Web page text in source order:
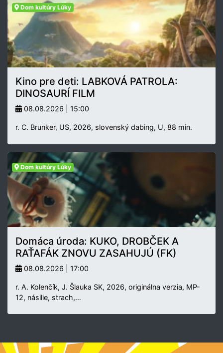
Dom kultúry Lúky
Kino pre deti: LABKOVÁ PATROLA:
DINOSAURÍ FILM
08.08.2026 | 15:00
r. C. Brunker, US, 2026, slovenský dabing, U, 88 min.
Dom kultúry Lúky
Domáca úroda: KUKO, DROBČEK A
RAŤAFÁK ZNOVU ZASAHUJÚ (FK)
08.08.2026 | 17:00
r. A. Kolenčík, J. Šlauka SK, 2026, originálna verzia, MP-
12, násilie, strach,…